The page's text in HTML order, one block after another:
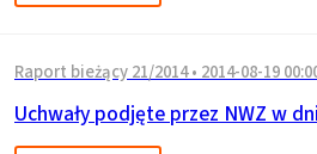
Raport bieżący 21/2014 • 2014-08-19
Uchwały podjęte przez NWZ w